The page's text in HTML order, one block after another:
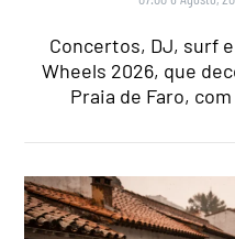
Concertos, DJ, surf
Wheels 2026, que
Praia de Faro,